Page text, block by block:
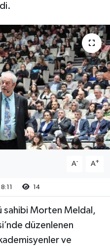
A- A+
14
sahibi Morten Meldal,
düzenlenen
ve